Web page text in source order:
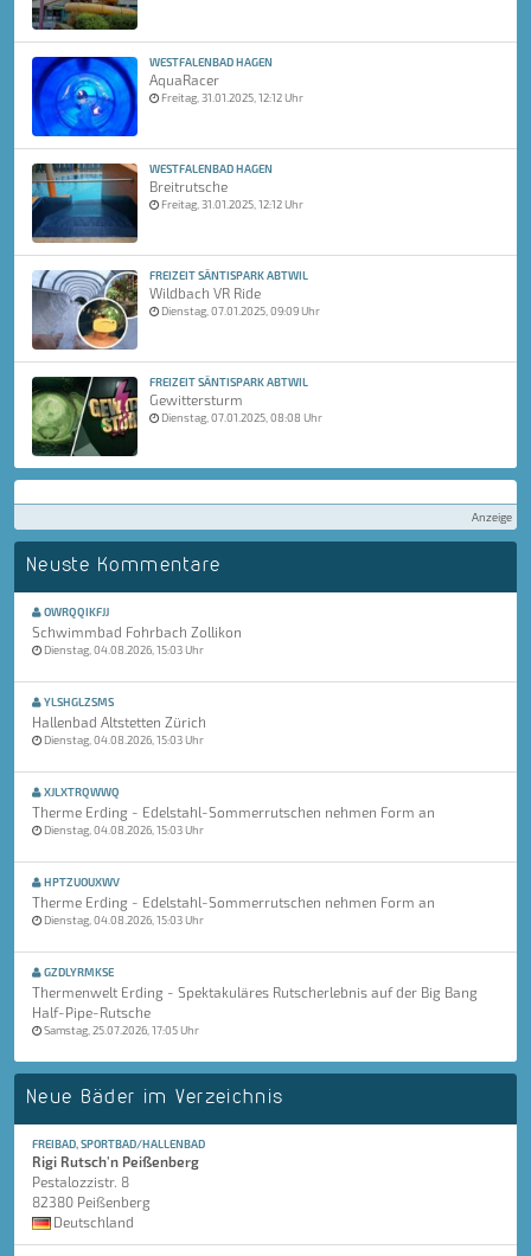
WESTFALENBAD HAGEN
AquaRacer
Freitag, 31.01.2025, 12:12 Uhr
WESTFALENBAD HAGEN
Breitrutsche
Freitag, 31.01.2025, 12:12 Uhr
FREIZEIT SÄNTISPARK ABTWIL
Wildbach VR Ride
Dienstag, 07.01.2025, 09:09 Uhr
FREIZEIT SÄNTISPARK ABTWIL
Gewittersturm
Dienstag, 07.01.2025, 08:08 Uhr
Anzeige
Neuste Kommentare
OWRQQIKFJJ
Schwimmbad Fohrbach Zollikon
Dienstag, 04.08.2026, 15:03 Uhr
YLSHGLZSMS
Hallenbad Altstetten Zürich
Dienstag, 04.08.2026, 15:03 Uhr
XJLXTRQWWQ
Therme Erding - Edelstahl-Sommerrutschen nehmen Form an
Dienstag, 04.08.2026, 15:03 Uhr
HPTZUOUXWV
Therme Erding - Edelstahl-Sommerrutschen nehmen Form an
Dienstag, 04.08.2026, 15:03 Uhr
GZDLYRMKSE
Thermenwelt Erding - Spektakuläres Rutscherlebnis auf der Big Bang
Half-Pipe-Rutsche
Samstag, 25.07.2026, 17:05 Uhr
Neue Bäder im Verzeichnis
FREIBAD, SPORTBAD/HALLENBAD
Rigi Rutsch'n Peißenberg
Pestalozzistr. 8
82380 Peißenberg
Deutschland